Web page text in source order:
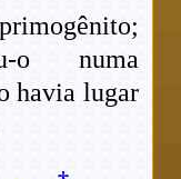
o numa
havia lugar